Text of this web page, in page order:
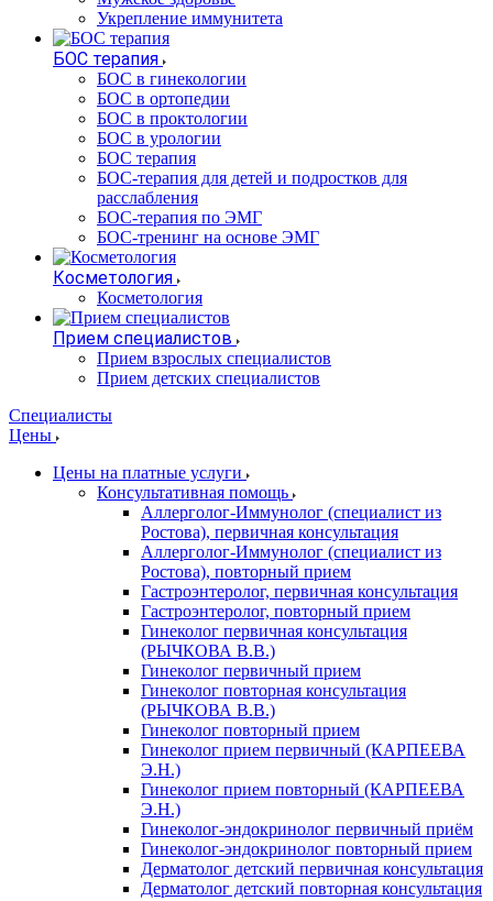
Укрепление иммунитета
БОС терапия
БОС в гинекологии
БОС в ортопедии
БОС в проктологии
БОС в урологии
БОС терапия
БОС-терапия для детей и подростков для
расслабления
БОС-терапия по ЭМГ
БОС-тренинг на основе ЭМГ
Косметология
Косметология
Прием специалистов
Прием взрослых специалистов
Прием детских специалистов
Специалисты
Цены
Цены на платные услуги
Консультативная помощь
Аллерголог-Иммунолог (специалист из
Ростова), первичная консультация
Аллерголог-Иммунолог (специалист из
Ростова), повторный прием
Гастроэнтеролог, первичная консультация
Гастроэнтеролог, повторный прием
Гинеколог первичная консультация
(РЫЧКОВА В.В.)
Гинеколог первичный прием
Гинеколог повторная консультация
(РЫЧКОВА В.В.)
Гинеколог повторный прием
Гинеколог прием первичный (КАРПЕЕВА
Э.Н.)
Гинеколог прием повторный (КАРПЕЕВА
Э.Н.)
Гинеколог-эндокринолог первичный приём
Гинеколог-эндокринолог повторный прием
Дерматолог детский первичная консультация
Дерматолог детский повторная консультация